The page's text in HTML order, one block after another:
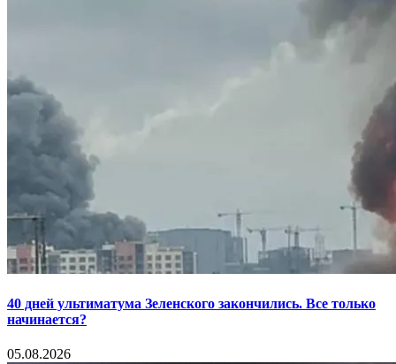
40 дней ультиматума Зеленского закончились. Все только
начинается?
05.08.2026